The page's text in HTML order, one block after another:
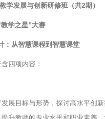
学发展与创新研修班（共2期）
学之星”大赛
：从智慧课程到智慧课堂
四项内容：
展目标与形势，探讨高水平创